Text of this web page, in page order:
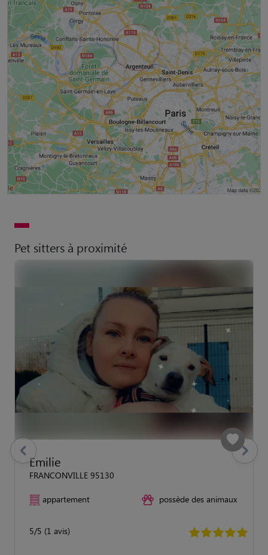
Pet sitters à proximité
Emilie
FRANCONVILLE 95130
appartement possède des animaux
5/5 (1 avis)
previous Suivant